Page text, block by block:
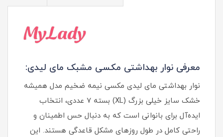
معرفی نوار بهداشتی مکسی مشبک مای لیدی:
نوار بهداشتی مای لیدی مکسی نیمه ضخیم مدل همیشه
خشک سایز خیلی بزرگ (XL) بسته 7 عددی، انتخاب
ایده‌آل برای بانوانی است که به دنبال حس اطمینان و
راحتی کامل در طول روزهای مشکل قاعدگی هستند. این